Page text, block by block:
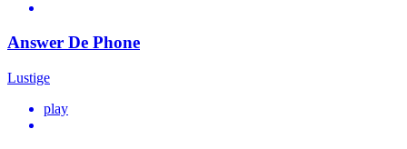
Answer De Phone
Lustige
play